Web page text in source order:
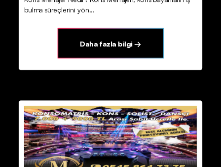
bulma süreçlerini yön...
Daha fazla bilgi →